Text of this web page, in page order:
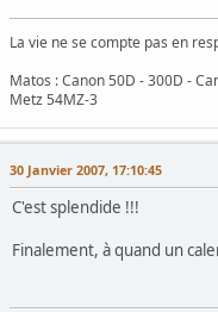
La vie ne se compte pas en
Matos : Canon 50D - 300D -
Metz 54MZ-3
30 Janvier 2007, 17:10:45
C'est splendide !!!
Finalement, à quand un